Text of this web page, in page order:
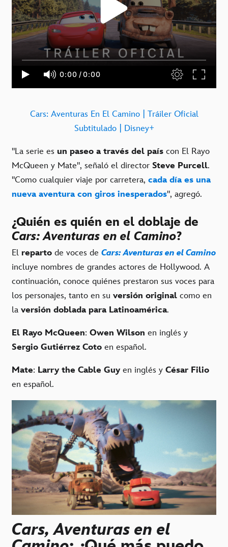
Cars: Aventuras En El Camino | Tráiler Oficial
Subtitulado | Disney+
"La serie es un paseo a través del país con El Rayo
McQueen y Mate", señaló el director Steve Purcell.
"Como cualquier viaje por carretera, cada día es una
nueva aventura con giros inesperados", agregó.
¿Quién es quién en el doblaje de
Cars: Aventuras en el Camino?
El reparto de voces de Cars: Aventuras en el Camino
incluye nombres de grandes actores de Hollywood. A
continuación, conoce quiénes prestaron sus voces para
los personajes, tanto en su versión original como en
la versión doblada para Latinoamérica.
El Rayo McQueen: Owen Wilson en inglés y
Sergio Gutiérrez Coto en español.
Mate: Larry the Cable Guy en inglés y César Filio
en español.
Cars, Aventuras en el